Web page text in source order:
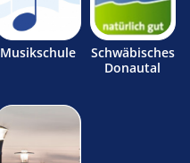
Musikschule
Schwäbisches
Donautal